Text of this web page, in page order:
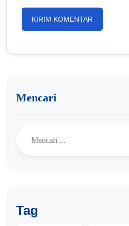
Mencari
Tag